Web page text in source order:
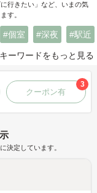
行きたい」など、いまの気
す。
個室 深夜 駅近
ーワードをもっと見る
クーポン有
3
決定しています。